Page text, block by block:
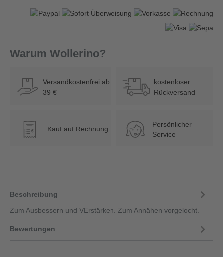
Warum Wollerino?
Versandkostenfrei ab
39 €
kostenloser
Rückversand
€ Kauf auf Rechnung
Persönlicher
Service
Beschreibung
Zum Ausbessern und VErstärken. Zum Annähen vorgelocht.
Bewertungen